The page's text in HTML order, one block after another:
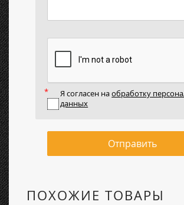
Я согласен наобработку
данных
Отправить
ПОХОЖИЕ ТОВАРЫ